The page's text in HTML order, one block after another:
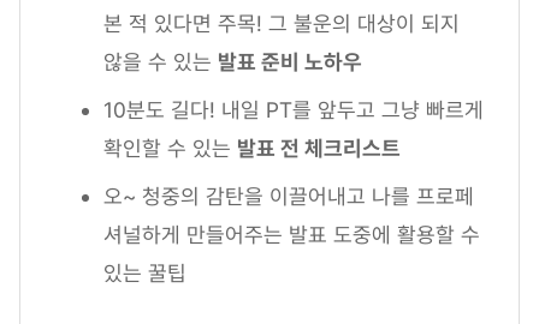
본 적 있다면 주목! 그 불운의 대상이 되지
않을 수 있는 발표 준비 노하우
10분도 길다! 내일 PT를 앞두고 그냥 빠르게
확인할 수 있는 발표 전 체크리스트
오~ 청중의 감탄을 이끌어내고 나를 프로페
셔널하게 만들어주는 발표 도중에 활용할 수
있는 꿀팁